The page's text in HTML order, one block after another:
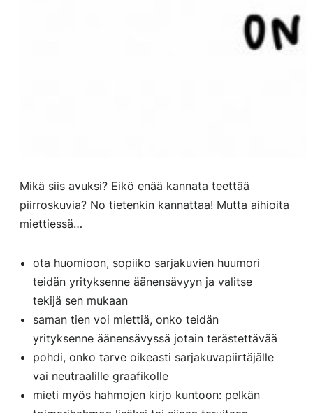
Mikä siis avuksi? Eikö enää kannata teettää
piirroskuvia? No tietenkin kannattaa! Mutta aihioita
miettiessä…
ota huomioon, sopiiko sarjakuvien huumori
teidän yrityksenne äänensävyyn ja valitse
tekijä sen mukaan
saman tien voi miettiä, onko teidän
yrityksenne äänensävyssä jotain terästettävää
pohdi, onko tarve oikeasti sarjakuvapiirtäjälle
vai neutraalille graafikolle
mieti myös hahmojen kirjo kuntoon: pelkän